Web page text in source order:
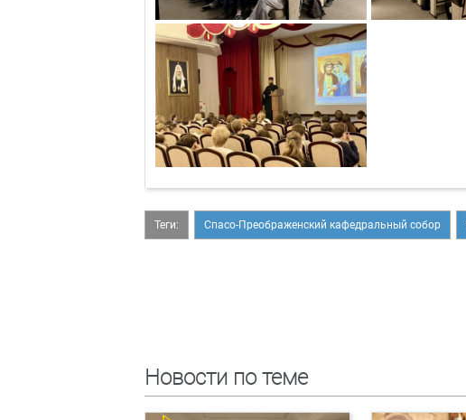
Теги: Спасо-Преображенский кафедральный собор
Новости по теме